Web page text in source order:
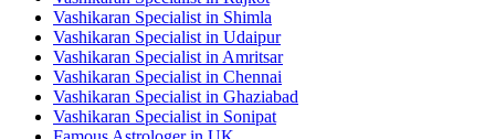
Vashikaran Specialist in Shimla
Vashikaran Specialist in Udaipur
Vashikaran Specialist in Amritsar
Vashikaran Specialist in Chennai
Vashikaran Specialist in Ghaziabad
Vashikaran Specialist in Sonipat